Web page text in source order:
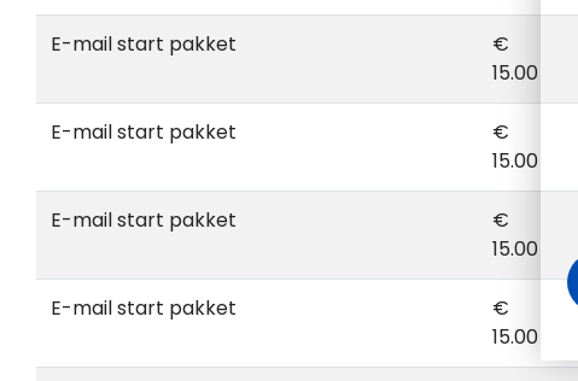
E-mail start pakket
€
15.00
E-mail start pakket
€
15.00
E-mail start pakket
€
15.00
E-mail start pakket
€
15.00